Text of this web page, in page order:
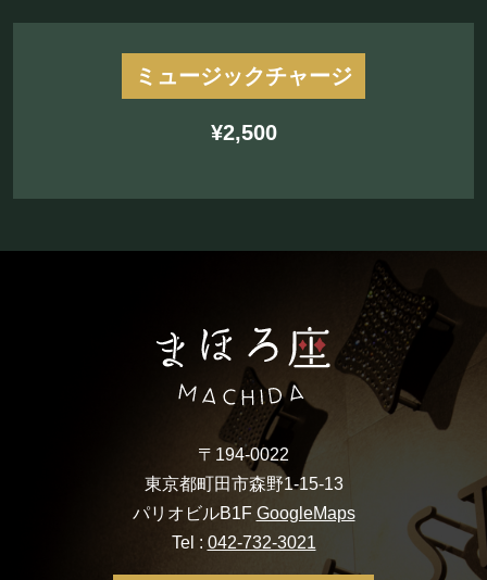
ミュージックチャージ
¥2,500
〒194-0022
東京都町田市森野1-15-13
パリオビルB1F GoogleMaps
Tel : 042-732-3021